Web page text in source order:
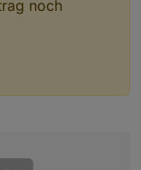
noch